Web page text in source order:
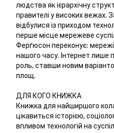
людства як ієрархічну
правителі у високих вежах.
відбулися із приходом
перше місце мережеве
Ферґюсон переконує:
нашого часу. Інтернет лише
роль, ставши новим
площ.
ДЛЯ КОГО КНИЖКА
Книжка для найширшого кола
цікавиться історією,
впливом технологій на